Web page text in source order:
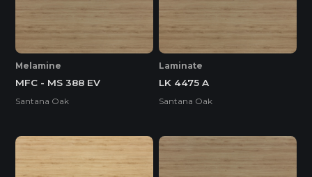
nhau.
Melamine
MFC - MS 388 EV
Santana Oak
Laminate
LK 4475 A
Santana Oak